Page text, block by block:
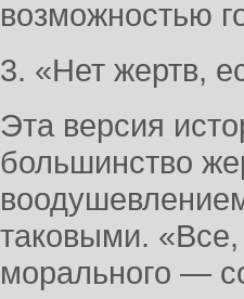
возможностью
3. «Нет жертв,
Эта версия
большинство
таковыми. «Все,
морального —